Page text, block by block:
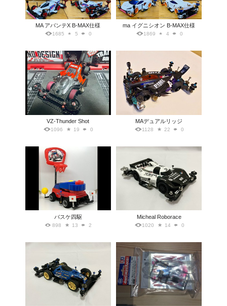
MA アバンテX B-MAX仕様
1685 5 0
ma イグニシオン B-MAX仕様
1869 4 0
VZ-Thunder Shot
1096 19 0
MAデュアルリッジ
1128 22 0
バスケ四駆
898 13 2
Micheal Roborace
1020 14 0